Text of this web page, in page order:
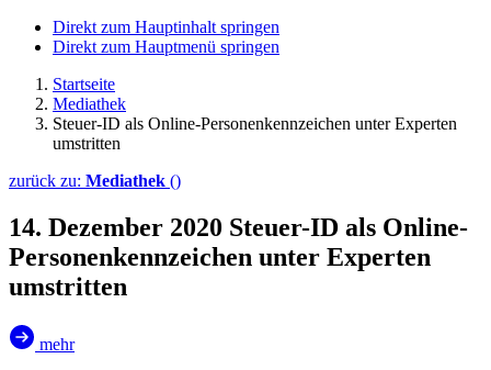
Direkt zum Hauptinhalt springen
Direkt zum Hauptmenü springen
Startseite
Mediathek
Steuer-ID als Online-Personenkennzeichen unter Experten
umstritten
zurück zu: Mediathek ()
14. Dezember 2020 Steuer-ID als Online-
Personenkennzeichen unter Experten
umstritten
mehr